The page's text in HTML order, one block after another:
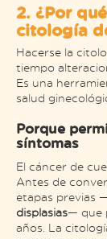
2. ¿Por
citología
Hacerse la
tiempo
Es una
salud
Porque
síntomas
El cáncer de
Antes de
etapas previas
displasias— que
años. La